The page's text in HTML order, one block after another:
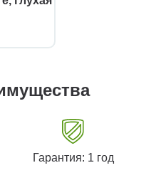
Гарантия: 1 год